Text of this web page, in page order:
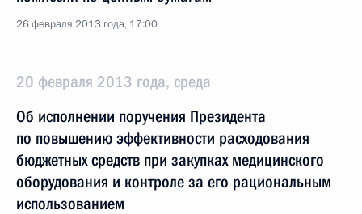
26 февраля 2013 года, 17:00
20 февраля 2013 года, среда
Об исполнении поручения Президента
по повышению эффективности расходования
бюджетных средств при закупках медицинского
оборудования и контроле за его рациональным
использованием